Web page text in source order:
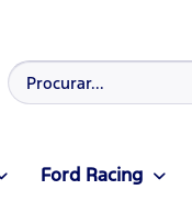
Ford Racing